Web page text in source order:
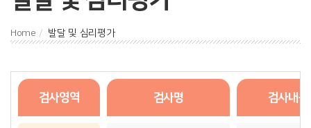
Home 발달 및 심리평가
검사영역 검사명 검사내용